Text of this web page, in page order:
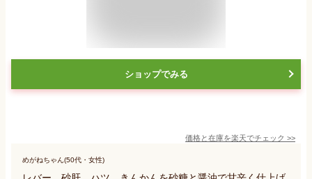
ショップでみる
価格と在庫を楽天でチェック >>
めがねちゃん(50代・女性)